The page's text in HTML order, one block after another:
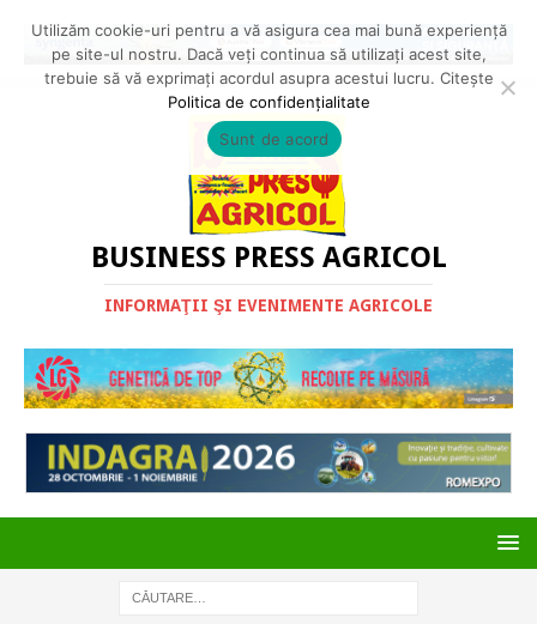
BUSINESS PRESS AGRICOL
INFORMAŢII ŞI EVENIMENTE AGRICOLE
Utilizăm cookie-uri pentru a vă asigura cea mai bună experiență
pe site-ul nostru. Dacă veți continua să utilizați acest site,
trebuie să vă exprimați acordul asupra acestui lucru. Citește
Politica de confidențialitate
Sunt de acord